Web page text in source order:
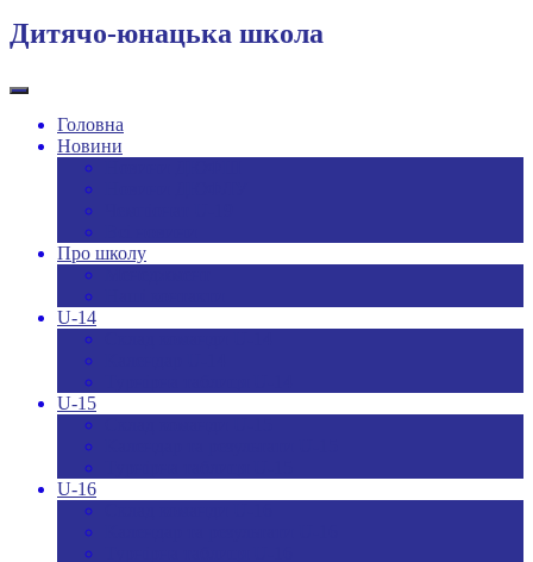
Дитячо-юнацька школа
Головна
Новини
Про школу
U-14
U-15
U-16